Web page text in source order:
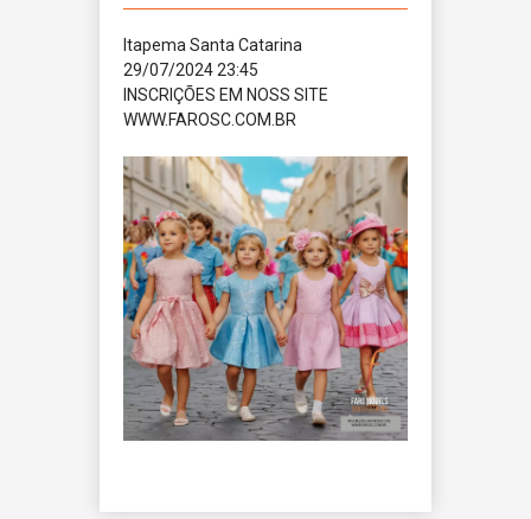
Itapema Santa Catarina
29/07/2024 23:45
INSCRIÇÕES EM NOSS SITE
WWW.FAROSC.COM.BR